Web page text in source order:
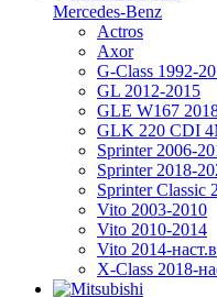
Mercedes-Benz
Actros
Axor
G-Class 1992-
GL 2012-2015
GLE W167
GLK 220 CDI
Sprinter 2006-
Sprinter 2018-
Sprinter Classic
Vito 2003-2010
Vito 2010-2014
Vito 2014-
X-Class 2018-